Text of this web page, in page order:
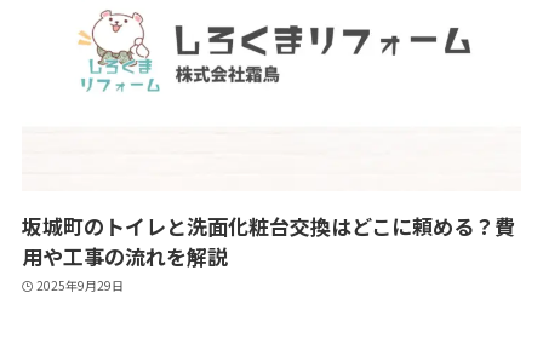
坂城町のトイレと洗面化粧台交換はどこに頼める？費
用や工事の流れを解説
2025年9月29日